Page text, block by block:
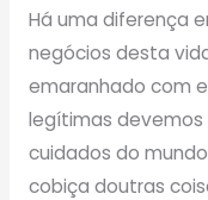
Há uma diferença
negócios desta
emaranhado com
legítimas devemos
cuidados do
cobiça doutras